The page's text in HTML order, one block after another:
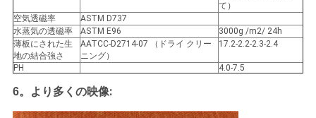
て）
空気透磁率
ASTM D737
水蒸気の透磁率
ASTM E96
3000g /m2/ 24h
薄板にされた生
地の結合強さ
AATCC-D2714-07 （ドライ クリー
ニング）
17.2-2.2-2.3-2.4
PH 4.0-7.5
6。 より多くの映像: